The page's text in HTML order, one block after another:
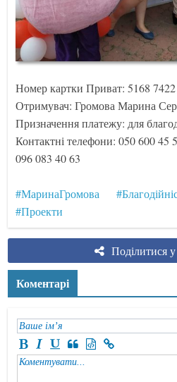
Номер картки Приват: 5168
Отримувач: Громова Марина
Призначення платежу: для
Контактні телефони: 050 600 45
096 083 40 63
#МаринаГромова
#Проекти
Поділитися
Коментарі